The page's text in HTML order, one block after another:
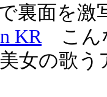
裏面を激
KRこん
女の歌